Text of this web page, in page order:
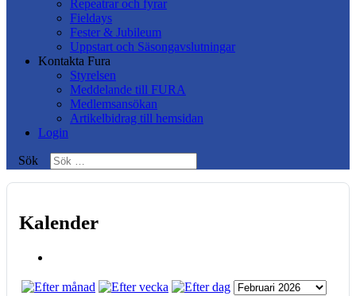
Repeatrar och fyrar
Fieldays
Fester & Jubileum
Uppstart och Säsongavslutningar
Kontakta Fura
Styrelsen
Meddelande till FURA
Medlemsansökan
Artikelbidrag till hemsidan
Login
Sök
Kalender